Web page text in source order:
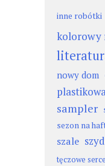
inne robótki
kolorowy
nowy dom
sampler
sezon na
szale
tęczowe serce